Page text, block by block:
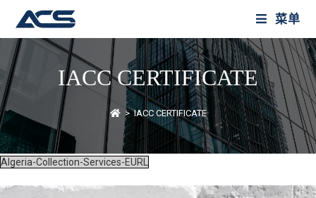
菜单
IACC CERTIFICATE
> IACC CERTIFICATE
Algeria-Collection-Services-EURL